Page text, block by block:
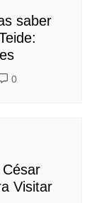
saber
0
Visitar